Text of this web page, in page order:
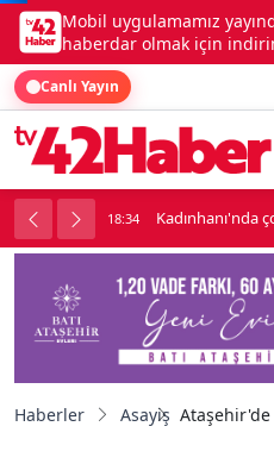
Mobil uygulamamız
haberdar olmak için
Canlı Yayın
soygun 18:34 Kadınhanı'nda
Haberler Asayiş